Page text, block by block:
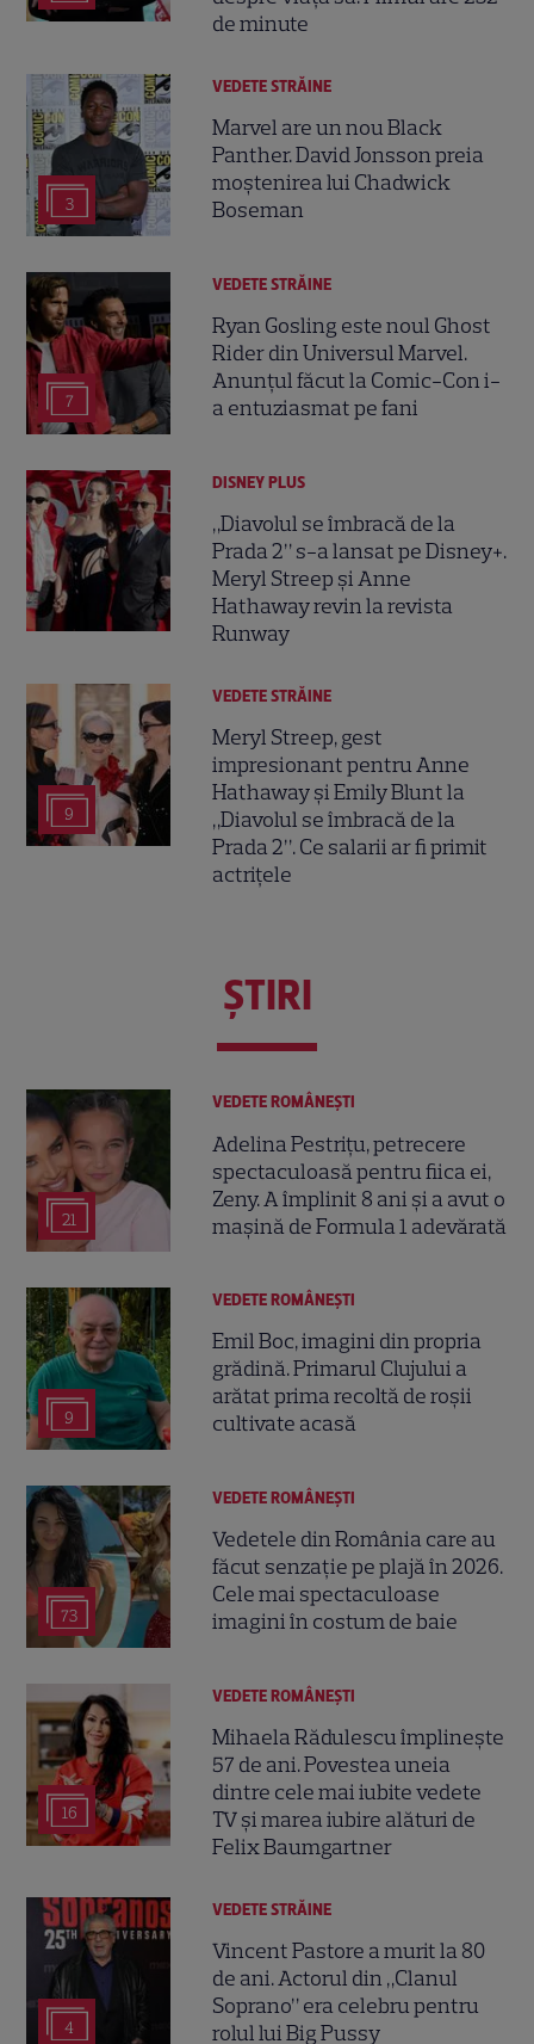
de minute
3
VEDETE STRĂINE
Marvel are un nou Black
Panther. David Jonsson preia
moștenirea lui Chadwick
Boseman
7
VEDETE STRĂINE
Ryan Gosling este noul Ghost
Rider din Universul Marvel.
Anunțul făcut la Comic-Con i-
a entuziasmat pe fani
DISNEY PLUS
„Diavolul se îmbracă de la
Prada 2” s-a lansat pe Disney+.
Meryl Streep și Anne
Hathaway revin la revista
Runway
9
VEDETE STRĂINE
Meryl Streep, gest
impresionant pentru Anne
Hathaway și Emily Blunt la
„Diavolul se îmbracă de la
Prada 2”. Ce salarii ar fi primit
actrițele
ŞTIRI
21
VEDETE ROMÂNEŞTI
Adelina Pestrițu, petrecere
spectaculoasă pentru fiica ei,
Zeny. A împlinit 8 ani și a avut o
mașină de Formula 1 adevărată
9
VEDETE ROMÂNEŞTI
Emil Boc, imagini din propria
grădină. Primarul Clujului a
arătat prima recoltă de roșii
cultivate acasă
73
VEDETE ROMÂNEŞTI
Vedetele din România care au
făcut senzație pe plajă în 2026.
Cele mai spectaculoase
imagini în costum de baie
16
VEDETE ROMÂNEŞTI
Mihaela Rădulescu împlinește
57 de ani. Povestea uneia
dintre cele mai iubite vedete
TV și marea iubire alături de
Felix Baumgartner
4
VEDETE STRĂINE
Vincent Pastore a murit la 80
de ani. Actorul din „Clanul
Soprano” era celebru pentru
rolul lui Big Pussy